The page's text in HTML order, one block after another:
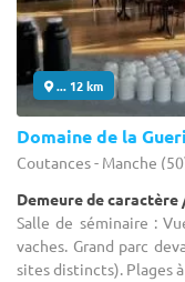
... 12 km
Domaine de la
Coutances - Manche
Demeure de caractère
Salle de séminaire :
vaches. Grand parc
sites distincts). Plages